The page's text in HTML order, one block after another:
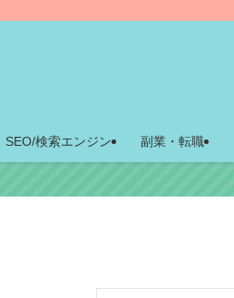
SEO/検索エンジン 副業・転職